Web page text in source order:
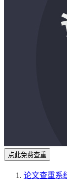
点此免费查重
论文查重系